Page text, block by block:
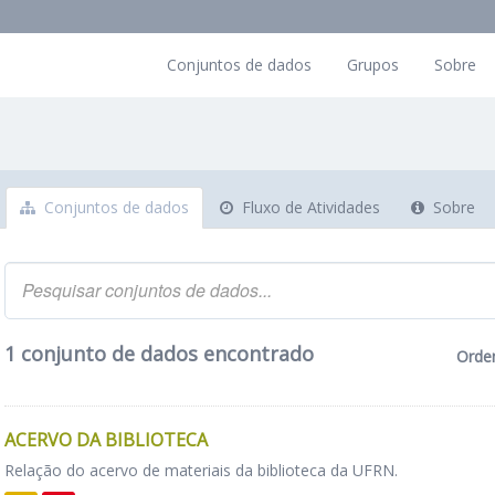
Conjuntos de dados Grupos Sobre
Conjuntos de dados Fluxo de Atividades Sobre
1 conjunto de dados encontrado
ACERVO DA BIBLIOTECA
Relação do acervo de materiais da biblioteca da UFRN.